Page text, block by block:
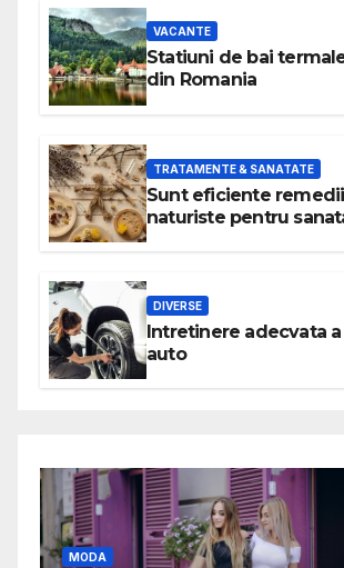
VACANTE
Statiuni de bai
din Romania
TRATAMENTE & SANATATE
Sunt eficiente
naturiste pentru
DIVERSE
Intretinere adecvata
auto
MODA